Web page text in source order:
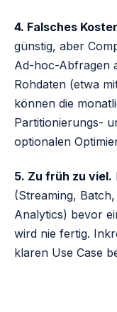
4. Falsches
günstig, aber
Ad-hoc-Abfragen
Rohdaten (etwa
können die
Partitionierungs-
optionalen
5. Zu früh zu viel.
(Streaming,
Analytics) bevor
wird nie fertig.
klaren Use Case